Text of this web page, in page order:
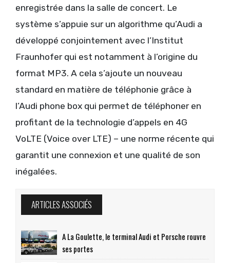
enregistrée dans la salle de concert. Le
système s’appuie sur un algorithme qu’Audi a
développé conjointement avec l’Institut
Fraunhofer qui est notamment à l’origine du
format MP3. A cela s’ajoute un nouveau
standard en matière de téléphonie grâce à
l’Audi phone box qui permet de téléphoner en
profitant de la technologie d’appels en 4G
VoLTE (Voice over LTE) – une norme récente qui
garantit une connexion et une qualité de son
inégalées.
ARTICLES ASSOCIÉS
A La Goulette, le terminal Audi et Porsche rouvre
ses portes